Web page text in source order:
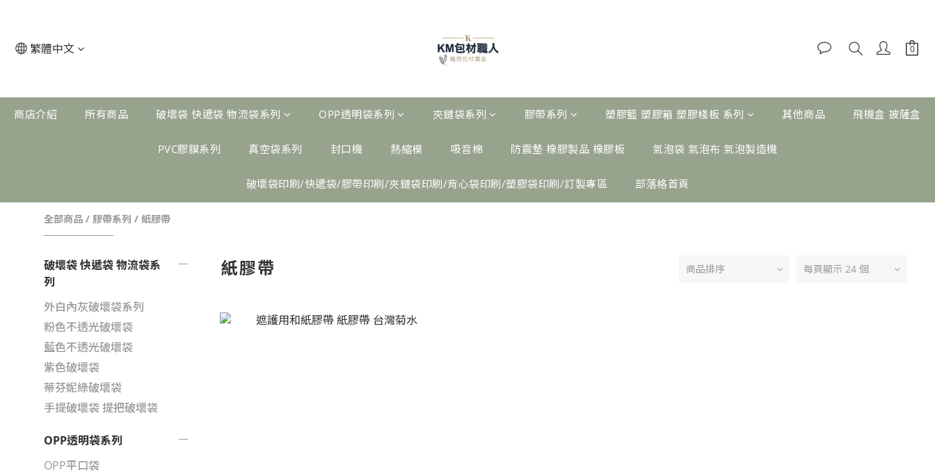
繁體中文
商店介紹 所有商品 破壞袋 快遞袋 物流袋系列 OPP透明袋系列 夾鏈袋系列 膠帶系列 塑膠籃 塑膠箱 塑膠棧板 系列 其他商品 飛機盒 披薩盒
PVC膠膜系列 真空袋系列 封口機 熱縮模 吸音棉 防震墊 橡膠製品 橡膠板 氣泡袋 氣泡布 氣泡製造機
破壞袋印刷/快遞袋/膠帶印刷/夾鏈袋印刷/背心袋印刷/塑膠袋印刷/訂製專區 部落格首頁
全部商品 / 膠帶系列 / 紙膠帶
破壞袋 快遞袋 物流袋系
列
外白內灰破壞袋系列
粉色不透光破壞袋
藍色不透光破壞袋
紫色破壞袋
蒂芬妮綠破壞袋
手提破壞袋 提把破壞袋
OPP透明袋系列
OPP平口袋
紙膠帶 商品排序 每頁顯示 24 個